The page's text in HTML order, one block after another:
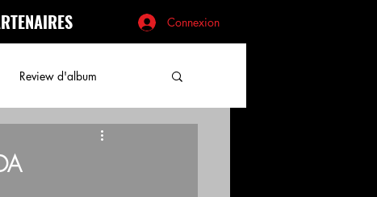
Connexion
Review d'album